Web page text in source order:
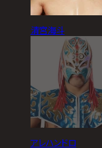
清宮海斗
アレハンドロ